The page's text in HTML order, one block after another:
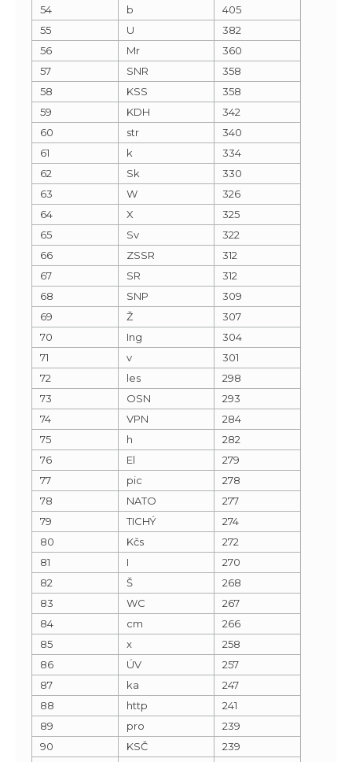
54
b
405
55
U
382
56
Mr
360
57
SNR
358
58
KSS
358
59
KDH
342
60
str
340
61
k
334
62
Sk
330
63
W
326
64
X
325
65
Sv
322
66
ZSSR
312
67
SR
312
68
SNP
309
69
Ž
307
70
Ing
304
71
v
301
72
les
298
73
OSN
293
74
VPN
284
75
h
282
76
El
279
77
pic
278
78
NATO
277
79
TICHÝ
274
80
Kčs
272
81
I
270
82
Š
268
83
WC
267
84
cm
266
85
x
258
86
ÚV
257
87
ka
247
88
http
241
89
pro
239
90
KSČ
239